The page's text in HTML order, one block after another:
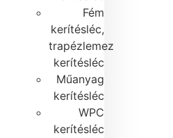
Fém
kerítésléc,
trapézlemez
kerítésléc
Műanyag
kerítésléc
WPC
kerítésléc